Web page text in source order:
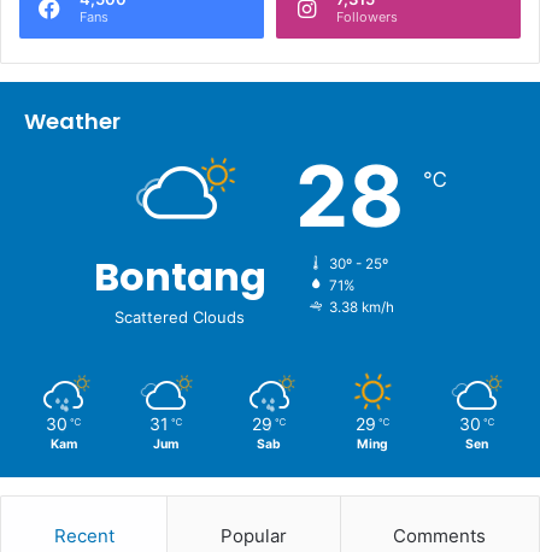
Fans Followers
Weather
Bontang
Scattered Clouds
28 ℃
30º - 25º
71%
3.38 km/h
30 ℃
Kam
31 ℃
Jum
29 ℃
Sab
29 ℃
Ming
30 ℃
Sen
Recent Popular Comments